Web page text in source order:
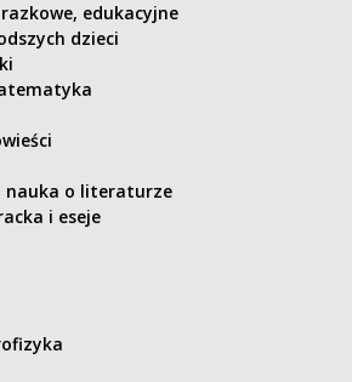
edukacyjne
dzieci
nauka o literaturze
i eseje